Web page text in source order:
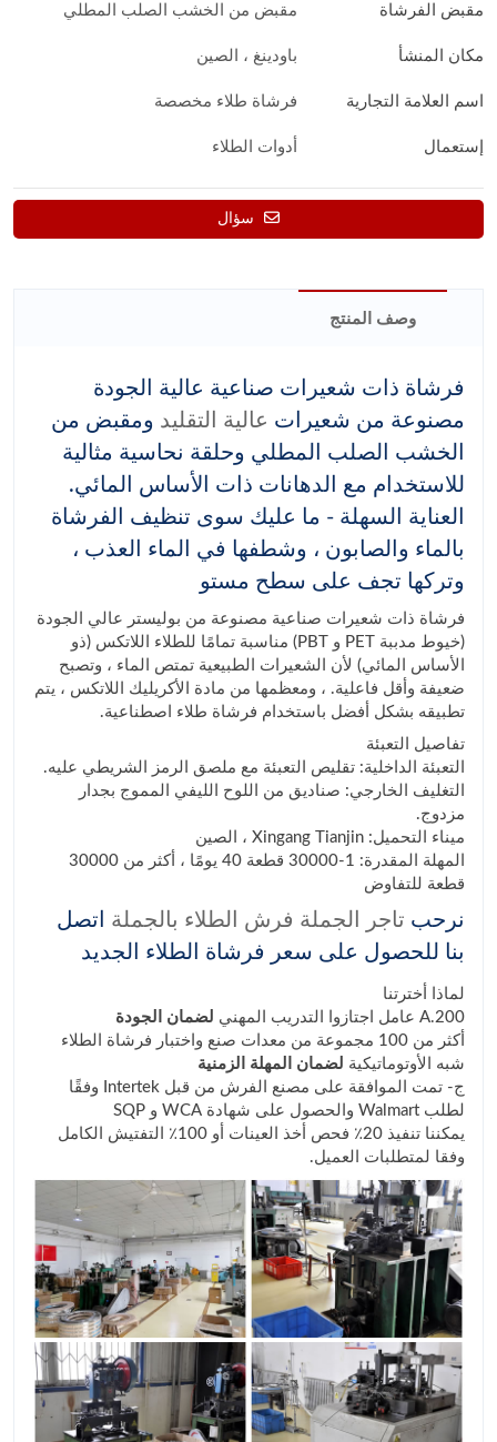
مقبض الفرشاة مقبض من الخشب الصلب المطلي
مكان المنشأ باودينغ ، الصين
اسم العلامة التجارية فرشاة طلاء مخصصة
إستعمال أدوات الطلاء
سؤال
وصف المنتج
فرشاة ذات شعيرات صناعية عالية الجودة
مصنوعة من شعيرات عالية التقليد ومقبض من
الخشب الصلب المطلي وحلقة نحاسية مثالية
للاستخدام مع الدهانات ذات الأساس المائي.
العناية السهلة - ما عليك سوى تنظيف الفرشاة
بالماء والصابون ، وشطفها في الماء العذب ،
وتركها تجف على سطح مستو
فرشاة ذات شعيرات صناعية مصنوعة من بوليستر عالي الجودة
(خيوط مدببة PET و PBT) مناسبة تمامًا للطلاء اللاتكس (ذو
الأساس المائي) لأن الشعيرات الطبيعية تمتص الماء ، وتصبح
ضعيفة وأقل فاعلية. ، ومعظمها من مادة الأكريليك اللاتكس ، يتم
تطبيقه بشكل أفضل باستخدام فرشاة طلاء اصطناعية.
تفاصيل التعبئة
التعبئة الداخلية: تقليص التعبئة مع ملصق الرمز الشريطي عليه.
التغليف الخارجي: صناديق من اللوح الليفي المموج بجدار
مزدوج.
ميناء التحميل: Xingang Tianjin ، الصين
المهلة المقدرة: 1-30000 قطعة 40 يومًا ، أكثر من 30000
قطعة للتفاوض
نرحب تاجر الجملة فرش الطلاء بالجملة اتصل
بنا للحصول على سعر فرشاة الطلاء الجديد
لماذا أخترتنا
A.200 عامل اجتازوا التدريب المهني
لضمان الجودة
أكثر من 100 مجموعة من معدات صنع واختبار فرشاة الطلاء
شبه الأوتوماتيكية لضمان المهلة الزمنية
ج- تمت الموافقة على مصنع الفرش من قبل Intertek وفقًا
لطلب Walmart والحصول على شهادة WCA و SQP
يمكننا تنفيذ 20٪ فحص أخذ العينات أو 100٪ التفتيش الكامل
وفقا لمتطلبات العميل.